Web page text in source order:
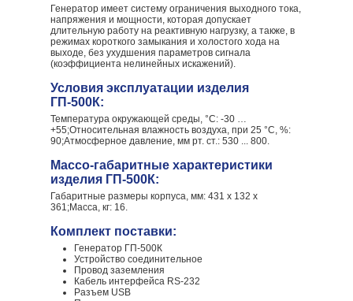
Генератор имеет систему ограничения выходного тока,
напряжения и мощности, которая допускает
длительную работу на реактивную нагрузку, а также, в
режимах короткого замыкания и холостого хода на
выходе, без ухудшения параметров сигнала
(коэффициента нелинейных искажений).
Условия эксплуатации изделия
ГП-500К:
Температура окружающей среды, °С: -30 …
+55;Относительная влажность воздуха, при 25 °С, %:
90;Атмосферное давление, мм рт. ст.: 530 ... 800.
Массо-габаритные характеристики
изделия ГП-500К:
Габаритные размеры корпуса, мм: 431 х 132 х
361;Масса, кг: 16.
Комплект поставки:
Генератор ГП-500К
Устройство соединительное
Провод заземления
Кабель интерфейса RS-232
Разъем USB